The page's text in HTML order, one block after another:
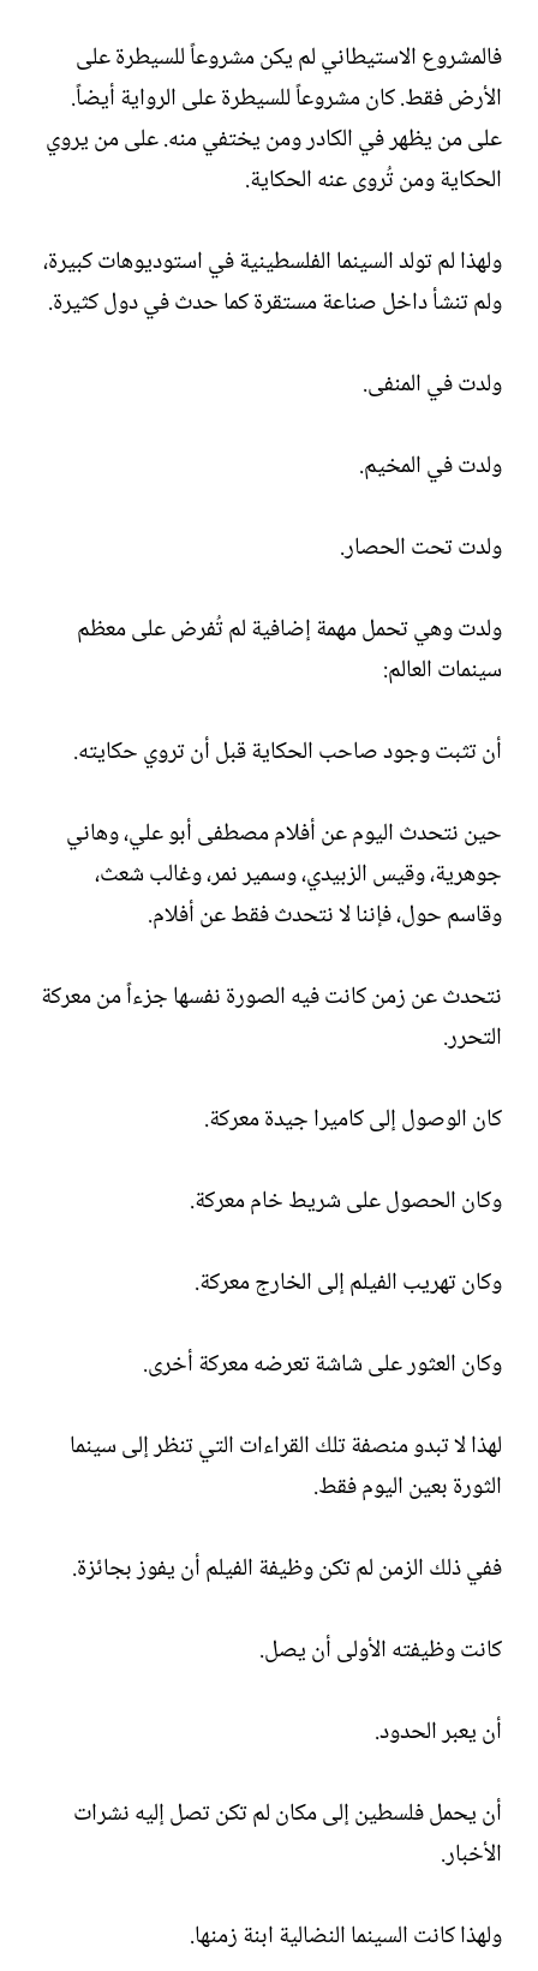
فالمشروع الاستيطاني لم يكن مشروعاً للسيطرة على
الأرض فقط. كان مشروعاً للسيطرة على الرواية أيضاً.
على من يظهر في الكادر ومن يختفي منه. على من يروي
الحكاية ومن تُروى عنه الحكاية.
ولهذا لم تولد السينما الفلسطينية في استوديوهات كبيرة،
ولم تنشأ داخل صناعة مستقرة كما حدث في دول كثيرة.
ولدت في المنفى.
ولدت في المخيم.
ولدت تحت الحصار.
ولدت وهي تحمل مهمة إضافية لم تُفرض على معظم
سينمات العالم:
أن تثبت وجود صاحب الحكاية قبل أن تروي حكايته.
حين نتحدث اليوم عن أفلام مصطفى أبو علي، وهاني
جوهرية، وقيس الزبيدي، وسمير نمر، وغالب شعث،
وقاسم حول، فإننا لا نتحدث فقط عن أفلام.
نتحدث عن زمن كانت فيه الصورة نفسها جزءاً من معركة
التحرر.
كان الوصول إلى كاميرا جيدة معركة.
وكان الحصول على شريط خام معركة.
وكان تهريب الفيلم إلى الخارج معركة.
وكان العثور على شاشة تعرضه معركة أخرى.
لهذا لا تبدو منصفة تلك القراءات التي تنظر إلى سينما
الثورة بعين اليوم فقط.
ففي ذلك الزمن لم تكن وظيفة الفيلم أن يفوز بجائزة.
كانت وظيفته الأولى أن يصل.
أن يعبر الحدود.
أن يحمل فلسطين إلى مكان لم تكن تصل إليه نشرات
الأخبار.
ولهذا كانت السينما النضالية ابنة زمنها.